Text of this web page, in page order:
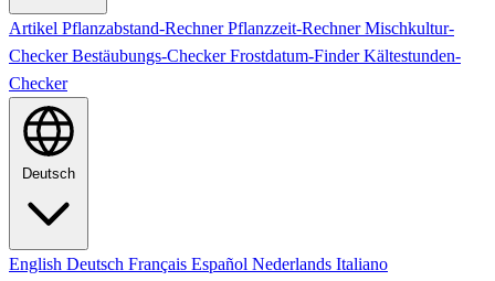
Artikel Pflanzabstand-RechnerPflanzzeit-RechnerMischkultur-
CheckerBestäubungs-CheckerFrostdatum-FinderKältestunden-
Checker
Deutsch
English Deutsch Français Español Nederlands Italiano